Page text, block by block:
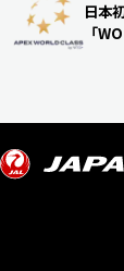
日本
「